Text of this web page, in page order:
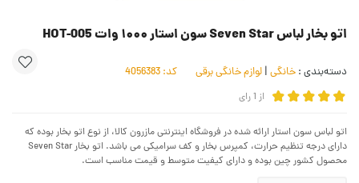
اتو بخار لباس Seven Star سون استار ۱۰۰۰ وات HOT-005
دسته‌بندی : خانگی | لوازم خانگی برقی کد:
از 1رای
اتو لباس سون استار ارائه شده در فروشگاه اینترنتی مازرون کالا، از نوع اتو بخار بوده که
دارای درجه تنظیم حرارت، کمپرس بخار و کف سرامیکی می باشد. اتو بخار Seven Star
محصول کشور چین بوده و دارای کیفیت متوسط و قیمت مناسب است.